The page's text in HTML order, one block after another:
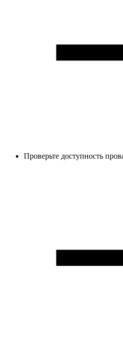
Проверьте доступность